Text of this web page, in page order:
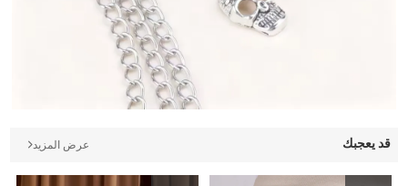
قد يعجبك عرض المزيد